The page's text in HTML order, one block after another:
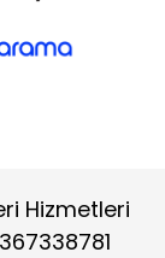
Hizmetleri